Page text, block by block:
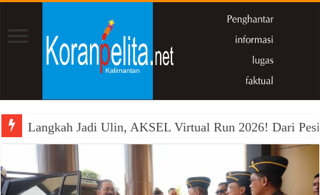
Langkah Jadi Ulin, AKSEL Virtual Run 2026! Dari